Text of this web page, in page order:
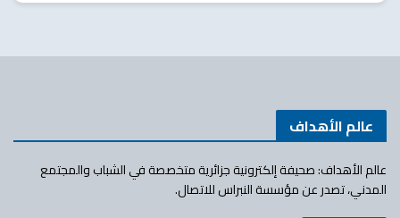
عالم الأهداف
عالم الأهداف: صحيفة إلكترونية جزائرية متخصصة في الشباب والمجتمع
المدني، تصدر عن مؤسسة النبراس للاتصال.